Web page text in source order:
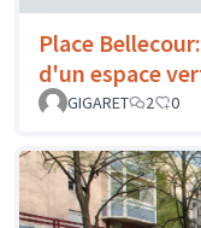
Place
d'un espace
GIGARET
2 0